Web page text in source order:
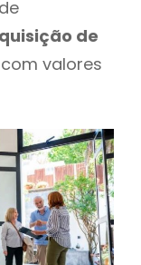
de
valores